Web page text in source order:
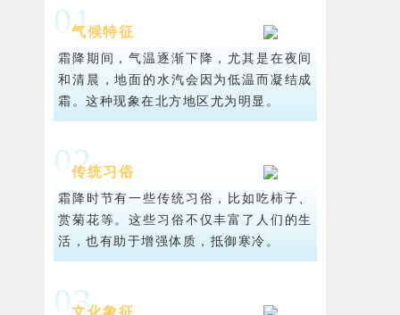
01
气候特征
霜降期间，气温逐渐下降，尤其是在夜间
和清晨，地面的水汽会因为低温而凝结成
霜。这种现象在北方地区尤为明显。
02
传统习俗
霜降时节有一些传统习俗，比如吃柿子、
赏菊花等。这些习俗不仅丰富了人们的生
活，也有助于增强体质，抵御寒冷。
03
文化象征